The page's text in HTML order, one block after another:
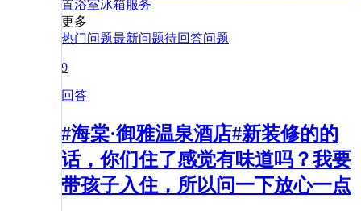
置浴室冰箱服务
更多
热门问题最新问题待回答问题
9
回答
#海棠·御雅温泉酒店#新装修的的
话，你们住了感觉有味道吗？我要
带孩子入住，所以问一下放心一点